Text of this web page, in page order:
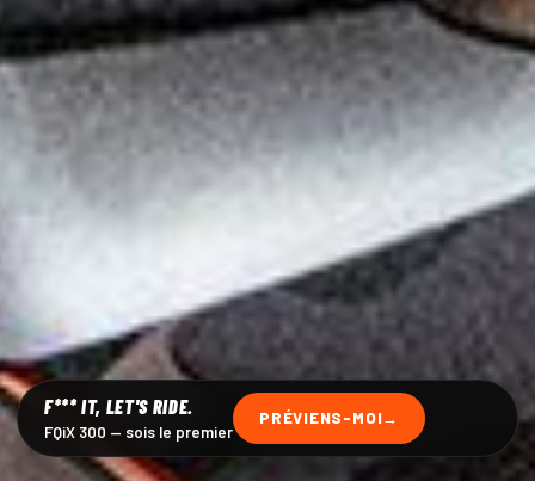
F*** IT, LET'S RIDE.
FQiX 300 — sois le premier
PRÉVIENS-MOI